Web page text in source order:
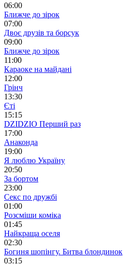
06:00
Ближче до зірок
07:00
Двоє друзів та борсук
09:00
Ближче до зірок
11:00
Караоке на майдані
12:00
Грінч
13:30
Єті
15:15
DZIDZIO Перший раз
17:00
Анаконда
19:00
Я люблю Україну
20:50
За бортом
23:00
Секс по дружбі
01:00
Розсміши коміка
01:45
Найкраща оселя
02:30
Богиня шопінгу. Битва блондинок
03:15